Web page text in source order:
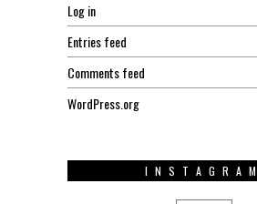
Log in
Entries feed
Comments feed
WordPress.org
INSTAGRAM